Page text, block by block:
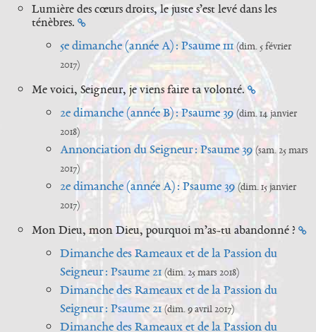
Lumière des cœurs droits, le juste s’est levé dans les
ténèbres.
5e dimanche (année A) : Psaume 111 (dim. 5 février
2017)
Me voici, Seigneur, je viens faire ta volonté.
2e dimanche (année B) : Psaume 39 (dim. 14 janvier
2018)
Annonciation du Seigneur : Psaume 39 (sam. 25 mars
2017)
2e dimanche (année A) : Psaume 39 (dim. 15 janvier
2017)
Mon Dieu, mon Dieu, pourquoi m’as-tu abandonné ?
Dimanche des Rameaux et de la Passion du
Seigneur : Psaume 21 (dim. 25 mars 2018)
Dimanche des Rameaux et de la Passion du
Seigneur : Psaume 21 (dim. 9 avril 2017)
Dimanche des Rameaux et de la Passion du